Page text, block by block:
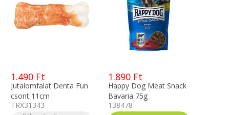
1.490 Ft
Jutalomfalat Denta Fun
csont 11cm
2db/csomag TRX31343
TRX31343
1.890 Ft
Happy Dog Meat Snack
Bavaria 75g
138478